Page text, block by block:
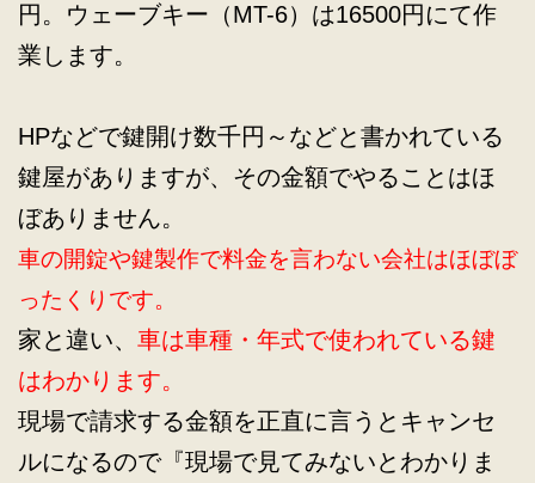
円。ウェーブキー（MT-6）は16500円にて作
業します。
HPなどで鍵開け数千円～などと書かれている
鍵屋がありますが、その金額でやることはほ
ぼありません。
車の開錠や鍵製作で料金を言わない会社はほぼぼ
ったくりです。
家と違い、 車は車種・年式で使われている鍵
はわかります。
現場で請求する金額を正直に言うとキャンセ
ルになるので『現場で見てみないとわかりま